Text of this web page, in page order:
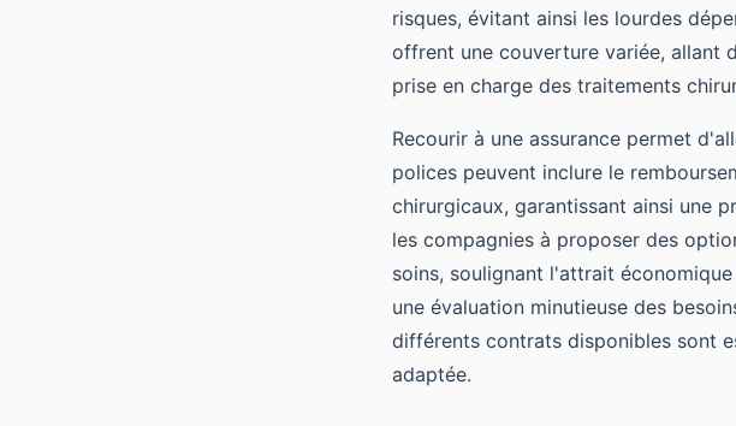
risques, évitant ainsi les lourdes
offrent une couverture variée, allant
prise en charge des traitements
Recourir à une assurance permet
polices peuvent inclure le
chirurgicaux, garantissant ainsi une
les compagnies à proposer des
soins, soulignant l'attrait
une évaluation minutieuse des
différents contrats disponibles sont
adaptée.